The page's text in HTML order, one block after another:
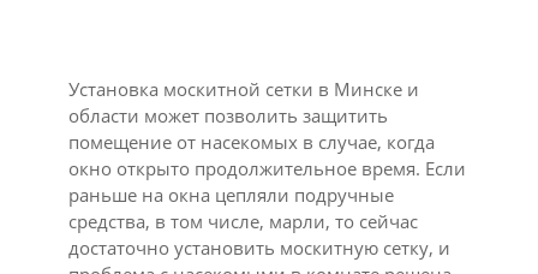
Установка москитной сетки в Минске и
области может позволить защитить
помещение от насекомых в случае, когда
окно открыто продолжительное время. Если
раньше на окна цепляли подручные
средства, в том числе, марли, то сейчас
достаточно установить москитную сетку, и